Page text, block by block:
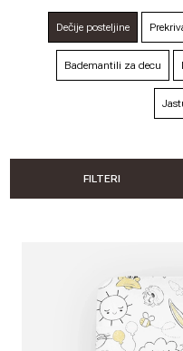
Dečije posteljine
Bademantili za decu
FILTERI